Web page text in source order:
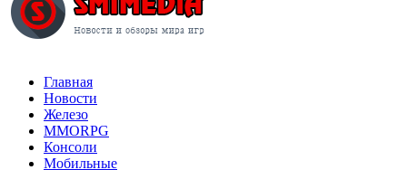
Главная
Новости
Железо
MMORPG
Консоли
Мобильные